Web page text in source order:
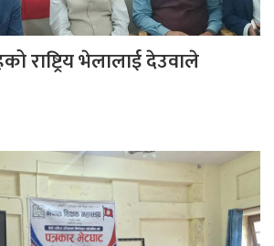
राष्ट्रिय भेलालाई देउवाले